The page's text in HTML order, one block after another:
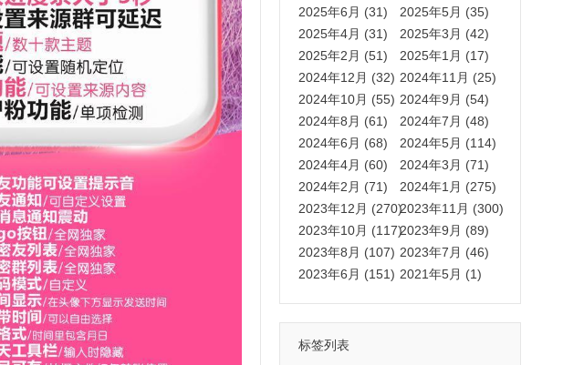
2025年6月 (31)
2025年5月 (35)
2025年4月 (31)
2025年3月 (42)
2025年2月 (51)
2025年1月 (17)
2024年12月 (32) 2024年11月 (25)
2024年10月 (55) 2024年9月 (54)
2024年8月 (61)
2024年7月 (48)
2024年6月 (68)
2024年5月 (114)
2024年4月 (60)
2024年3月 (71)
2024年2月 (71)
2024年1月 (275)
2023年12月 (270)2023年11月 (300)
2023年10月 (117)2023年9月 (89)
2023年8月 (107) 2023年7月 (46)
2023年6月 (151) 2021年5月 (1)
标签列表